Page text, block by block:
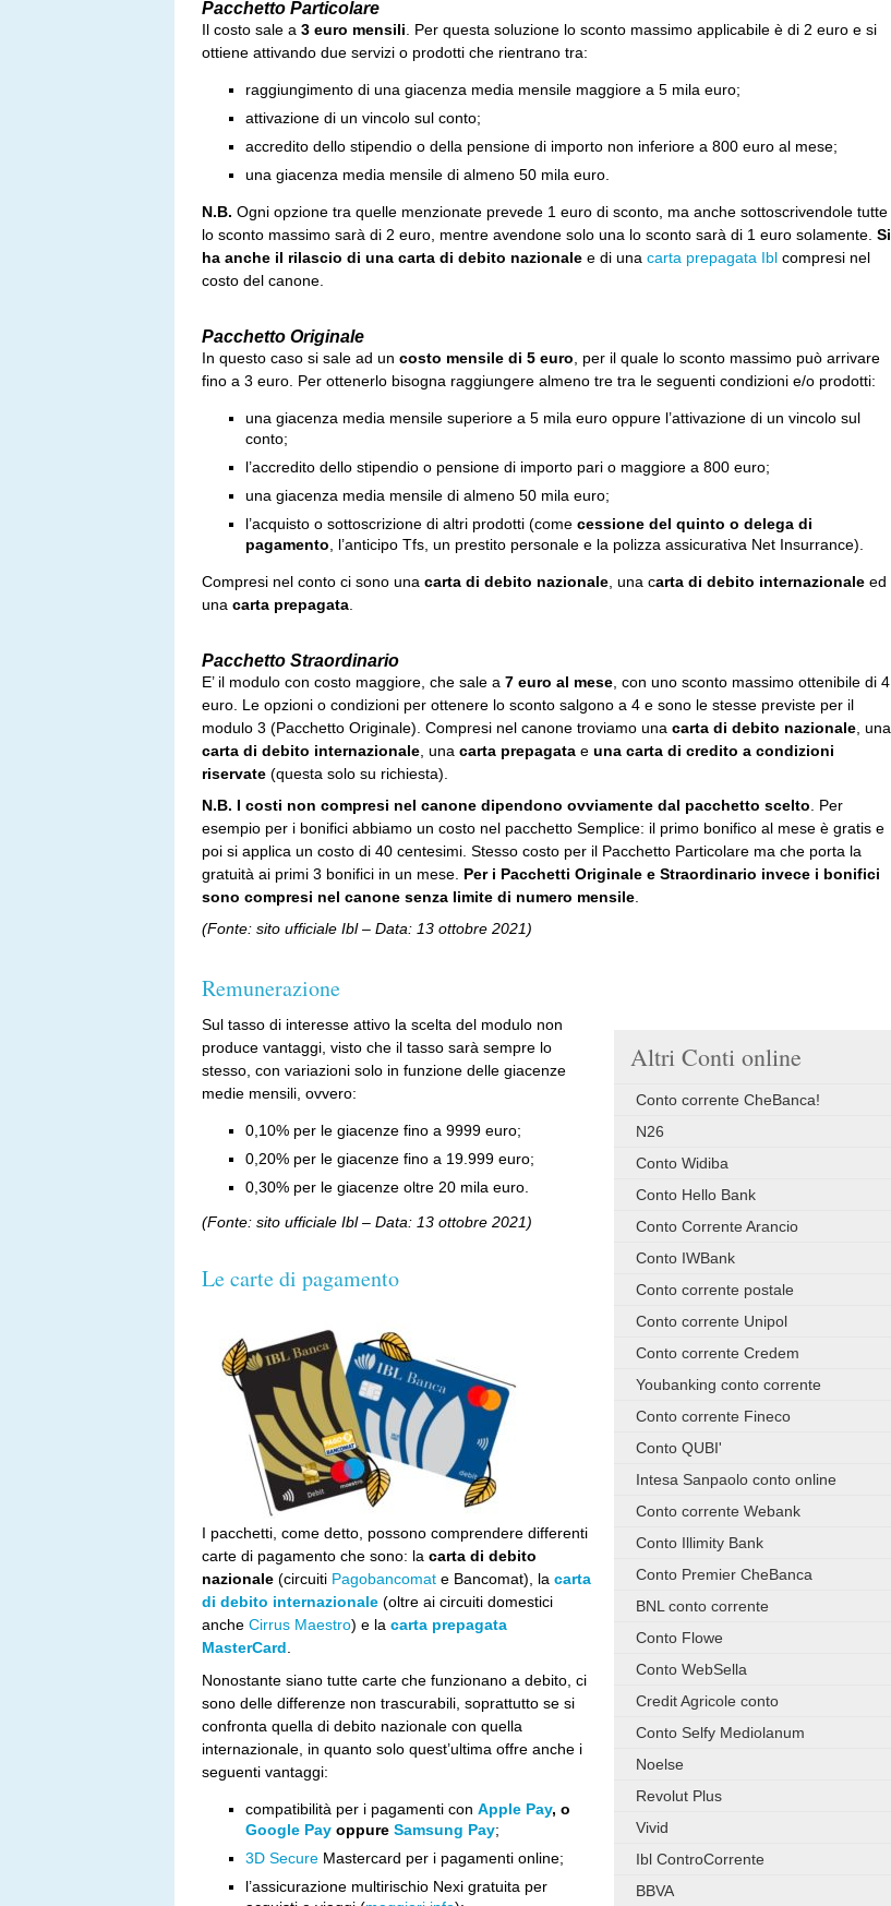
Pacchetto Particolare
Il costo sale a 3 euro mensili . Per questa soluzione lo sconto massimo applicabile è di 2 euro e si
ottiene attivando due servizi o prodotti che rientrano tra:
raggiungimento di una giacenza media mensile maggiore a 5 mila euro;
attivazione di un vincolo sul conto;
accredito dello stipendio o della pensione di importo non inferiore a 800 euro al mese;
una giacenza media mensile di almeno 50 mila euro.
N.B. Ogni opzione tra quelle menzionate prevede 1 euro di sconto, ma anche sottoscrivendole tutte
lo sconto massimo sarà di 2 euro, mentre avendone solo una lo sconto sarà di 1 euro solamente. Si
ha anche il rilascio di una carta di debito nazionale e di una carta prepagata Ibl compresi nel
costo del canone.
Pacchetto Originale
In questo caso si sale ad un costo mensile di 5 euro , per il quale lo sconto massimo può arrivare
fino a 3 euro. Per ottenerlo bisogna raggiungere almeno tre tra le seguenti condizioni e/o prodotti:
una giacenza media mensile superiore a 5 mila euro oppure l’attivazione di un vincolo sul
conto;
l’accredito dello stipendio o pensione di importo pari o maggiore a 800 euro;
una giacenza media mensile di almeno 50 mila euro;
l’acquisto o sottoscrizione di altri prodotti (come cessione del quinto o delega di
pagamento , l’anticipo Tfs, un prestito personale e la polizza assicurativa Net Insurrance).
Compresi nel conto ci sono una carta di debito nazionale , una carta di debito internazionale ed
una carta prepagata
Pacchetto Straordinario
E’ il modulo con costo maggiore, che sale a 7 euro al mese , con uno sconto massimo ottenibile di 4
euro. Le opzioni o condizioni per ottenere lo sconto salgono a 4 e sono le stesse previste per il
modulo 3 (Pacchetto Originale). Compresi nel canone troviamo una carta di debito nazionale , una
carta di debito internazionale , una carta prepagata e una carta di credito a condizioni
riservate (questa solo su richiesta).
N.B. I costi non compresi nel canone dipendono ovviamente dal pacchetto scelto . Per
esempio per i bonifici abbiamo un costo nel pacchetto Semplice: il primo bonifico al mese è gratis e
poi si applica un costo di 40 centesimi. Stesso costo per il Pacchetto Particolare ma che porta la
gratuità ai primi 3 bonifici in un mese. Per i Pacchetti Originale e Straordinario invece i bonifici
sono compresi nel canone senza limite di numero mensile
(Fonte: sito ufficiale Ibl – Data: 13 ottobre 2021)
Remunerazione
Altri Conti online
Conto corrente CheBanca!
N26
Conto Widiba
Conto Hello Bank
Conto Corrente Arancio
Conto IWBank
Conto corrente postale
Conto corrente Unipol
Conto corrente Credem
Youbanking conto corrente
Conto corrente Fineco
Conto QUBI'
Intesa Sanpaolo conto online
Conto corrente Webank
Conto Illimity Bank
Conto Premier CheBanca
BNL conto corrente
Conto Flowe
Conto WebSella
Credit Agricole conto
Conto Selfy Mediolanum
Noelse
Revolut Plus
Vivid
Ibl ControCorrente
BBVA
Sul tasso di interesse attivo la scelta del modulo non
produce vantaggi, visto che il tasso sarà sempre lo
stesso, con variazioni solo in funzione delle giacenze
medie mensili, ovvero:
0,10% per le giacenze fino a 9999 euro;
0,20% per le giacenze fino a 19.999 euro;
0,30% per le giacenze oltre 20 mila euro.
(Fonte: sito ufficiale Ibl – Data: 13 ottobre 2021)
Le carte di pagamento
I pacchetti, come detto, possono comprendere differenti
carte di pagamento che sono: la carta di debito
nazionale (circuiti Pagobancomat e Bancomat), la carta
di debito internazionale (oltre ai circuiti domestici
anche Cirrus Maestro) e la carta prepagata
MasterCard.
Nonostante siano tutte carte che funzionano a debito, ci
sono delle differenze non trascurabili, soprattutto se si
confronta quella di debito nazionale con quella
internazionale, in quanto solo quest’ultima offre anche i
seguenti vantaggi:
compatibilità per i pagamenti con Apple Pay, o
Google Pay oppure Samsung Pay;
3D Secure Mastercard per i pagamenti online;
l’assicurazione multirischio Nexi gratuita per